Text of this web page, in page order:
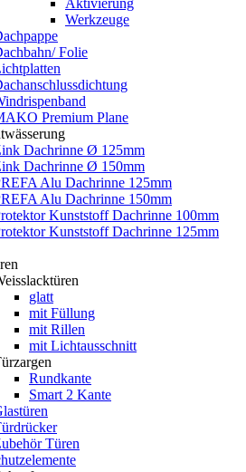
Werkzeuge
Folie
Premium Plane
Dachrinne Ø 125mm
Dachrinne Ø 150mm
Alu Dachrinne 125mm
Alu Dachrinne 150mm
Kunststoff Dachrinne 100mm
Kunststoff Dachrinne 125mm
glatt
mit Füllung
mit Rillen
mit Lichtausschnitt
Rundkante
Smart 2 Kante
Türen